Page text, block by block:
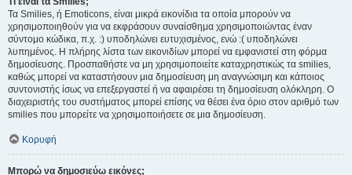
Τα Smilies, ή Emoticons, είναι μικρά εικονίδια τα οποία μπορούν να
χρησιμοποιηθούν για να εκφράσουν συναίσθημα χρησιμοποιώντας έναν
σύντομο κώδικα, π.χ. :) υποδηλώνει ευτυχισμένος, ενώ :( υποδηλώνει
λυπημένος. Η πλήρης λίστα των εικονιδίων μπορεί να εμφανιστεί στη φόρμα
δημοσίευσης. Προσπαθήστε να μη χρησιμοποιείτε καταχρηστικώς τα smilies,
καθώς μπορεί να καταστήσουν μια δημοσίευση μη αναγνώσιμη και κάποιος
συντονιστής ίσως να επεξεργαστεί ή να αφαιρέσει τη δημοσίευση ολόκληρη. Ο
διαχειριστής του συστήματος μπορεί επίσης να θέσει ένα όριο στον αριθμό των
smilies που μπορείτε να χρησιμοποιήσετε σε μια δημοσίευση.
Κορυφή
Μπορώ να δημοσιεύω εικόνες;